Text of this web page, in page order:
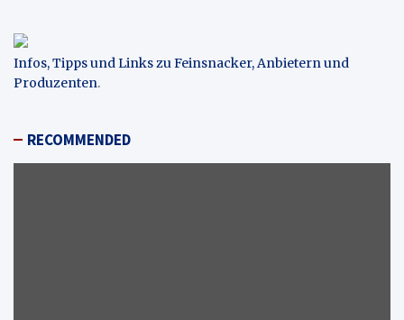
Infos, Tipps und Links zu Feinsnacker, Anbietern und
Produzenten.
RECOMMENDED